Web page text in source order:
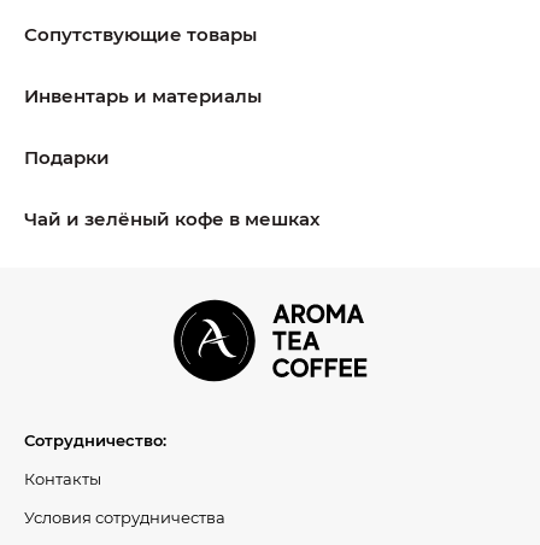
Сопутствующие товары
Инвентарь и материалы
Подарки
Чай и зелёный кофе в мешках
Сотрудничество:
Контакты
Условия сотрудничества